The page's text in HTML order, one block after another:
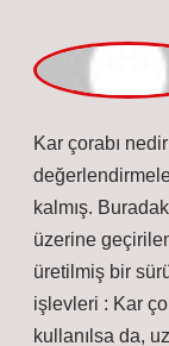
Kar çorabı
kalmış.
üzerine
üretilmiş bir